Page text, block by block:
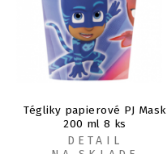
Tégliky papierové PJ Mask
200 ml 8 ks
DETAIL